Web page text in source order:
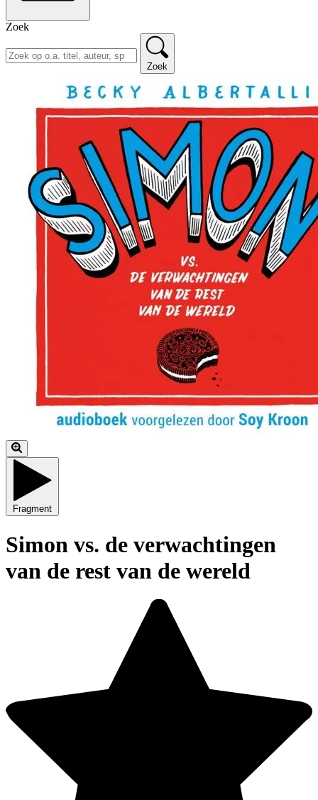
Zoek
Zoek
Fragment
Simon vs. de verwachtingen
van de rest van de wereld